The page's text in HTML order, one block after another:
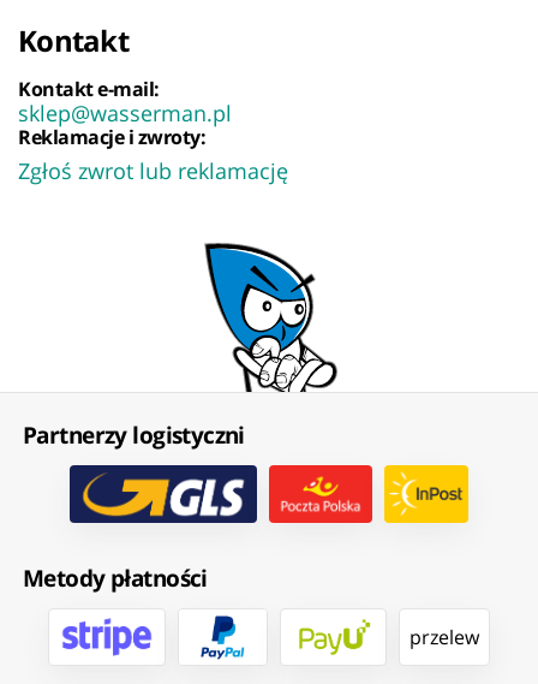
Kontakt
Kontakt e-mail:
sklep@wasserman.pl
Reklamacje i zwroty:
Zgłoś zwrot lub reklamację
Partnerzy logistyczni
Metody płatności
przelew